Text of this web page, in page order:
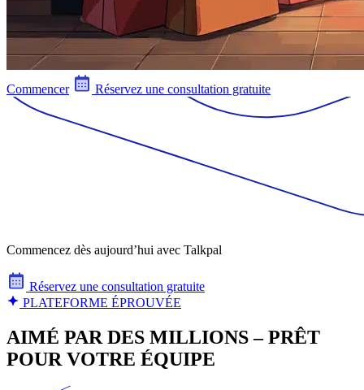
Commencer Réservez une consultation gratuite
Commencez dès aujourd’hui avec Talkpal
Réservez une consultation gratuite
PLATEFORME ÉPROUVÉE
AIMÉ PAR DES MILLIONS – PRÊT
POUR VOTRE ÉQUIPE